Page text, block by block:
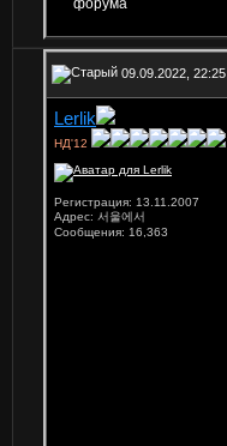
09.09.2022, 22:25
Lerlik
НД'12
Регистрация: 13.11.2007
Адрес: 서울에서
Сообщения: 16,363